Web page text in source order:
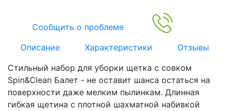
Сообщить о проблеме
Описание
Характеристики
Отзывы
Стильный набор для уборки щетка с совком
Spin&Clean Балет - не оставит шанса остаться на
поверхности даже мелким пылинкам. Длинная
гибкая щетина с плотной шахматной набивкой